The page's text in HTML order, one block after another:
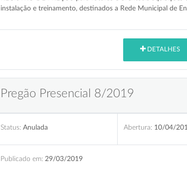
instalação e treinamento, destinados a Rede Municipal de
DETALHES
Pregão Presencial 8/2019
Status: Anulada Abertura: 10/04/
Publicado em: 29/03/2019